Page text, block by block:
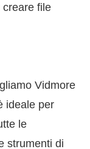
creare file
Vidmore
ideale per
le
strumenti di